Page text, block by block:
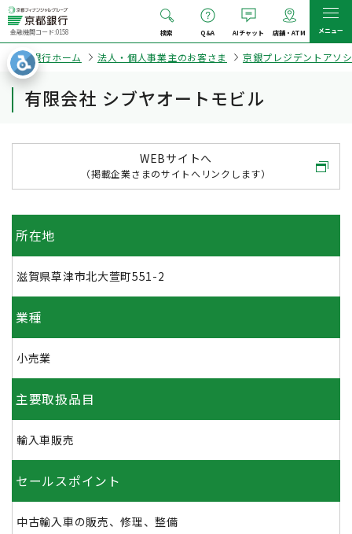
金融機関コード:0158 検索 Q&A AIチャット 店舗・ATM メニュー
京都銀行ホーム 法人・個人事業主のお客さま 京銀プレジデントアソ
有限会社 シブヤオートモビル
WEBサイトへ
（掲載企業さまのサイトへリンクします）
所在地
滋賀県草津市北大萱町551-2
業種
小売業
主要取扱品目
輸入車販売
セールスポイント
中古輸入車の販売、修理、整備